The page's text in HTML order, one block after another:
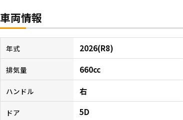
車両情報
年式 2026(R8)
排気量 660cc
ハンドル 右
ドア 5D